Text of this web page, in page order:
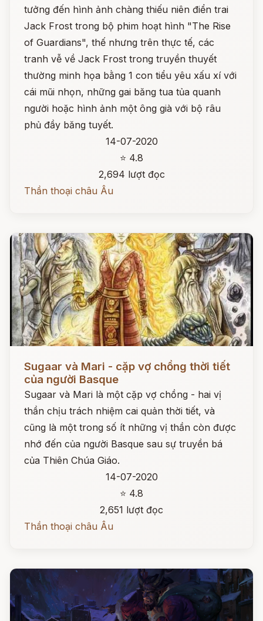
tưởng đến hình ảnh chàng thiếu niên điển trai
Jack Frost trong bộ phim hoạt hình "The Rise
of Guardians", thế nhưng trên thực tế, các
tranh vễ về Jack Frost trong truyền thuyết
thường minh họa bằng 1 con tiểu yêu xấu xí với
cái mũi nhọn, những gai băng tua tủa quanh
người hoặc hình ảnh một ông già với bộ râu
phủ đầy băng tuyết.
14-07-2020
⭐ 4.8
2,694 lượt đọc
Thần thoại châu Âu
Sugaar và Mari - cặp vợ chồng thời tiết
của người Basque
Sugaar và Mari là một cặp vợ chồng - hai vị
thần chịu trách nhiệm cai quản thời tiết, và
cũng là một trong số ít những vị thần còn được
nhớ đến của người Basque sau sự truyền bá
của Thiên Chúa Giáo.
14-07-2020
⭐ 4.8
2,651 lượt đọc
Thần thoại châu Âu